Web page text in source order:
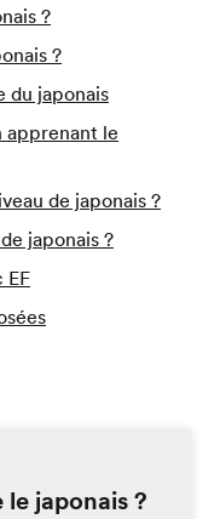
?
?
du japonais
le
de japonais ?
japonais ?
EF
japonais ?